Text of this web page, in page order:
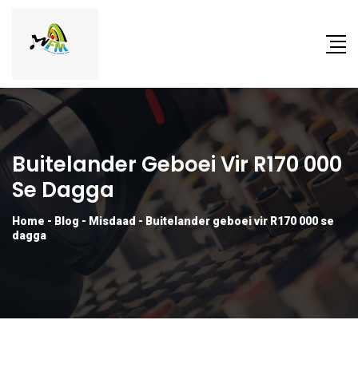
Buitelander Geboei Vir R170 000
Se Dagga
Home - Blog - Misdaad - Buitelander geboei vir R170 000 se
dagga